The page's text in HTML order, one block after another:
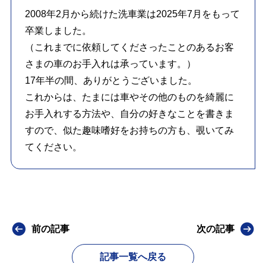
2008年2月から続けた洗車業は2025年7月をもって
卒業しました。
（これまでに依頼してくださったことのあるお客
さまの車のお手入れは承っています。）
17年半の間、ありがとうございました。
これからは、たまには車やその他のものを綺麗に
お手入れする方法や、自分の好きなことを書きま
すので、似た趣味嗜好をお持ちの方も、覗いてみ
てください。
前の記事
記事一覧へ戻る
次の記事